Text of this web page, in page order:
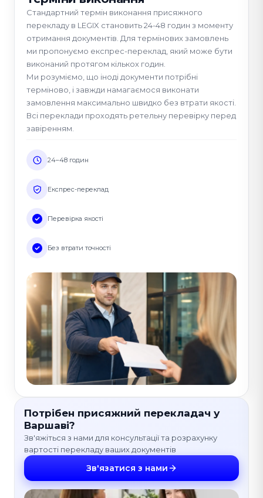
Стандартний термін виконання присяжного
перекладу в LEGIX становить 24-48 годин з моменту
отримання документів. Для термінових замовлень
ми пропонуємо експрес-переклад, який може бути
виконаний протягом кількох годин.
Ми розуміємо, що іноді документи потрібні
терміново, і завжди намагаємося виконати
замовлення максимально швидко без втрати якості.
Всі переклади проходять ретельну перевірку перед
завіренням.
24–48 годин
Експрес-переклад
Перевірка якості
Без втрати точності
Потрібен присяжний перекладач у
Варшаві?
Зв'яжіться з нами для консультації та розрахунку
вартості перекладу ваших документів
Зв'язатися з нами